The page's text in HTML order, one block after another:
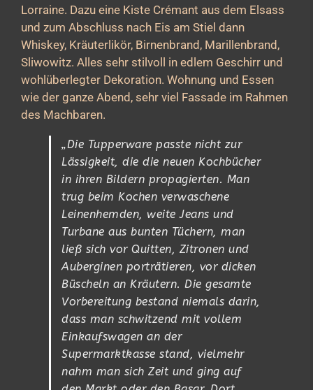
Lorraine. Dazu eine Kiste Crémant aus dem Elsass
und zum Abschluss nach Eis am Stiel dann
Whiskey, Kräuterlikör, Birnenbrand, Marillenbrand,
Sliwowitz. Alles sehr stilvoll in edlem Geschirr und
wohlüberlegter Dekoration. Wohnung und Essen
wie der ganze Abend, sehr viel Fassade im Rahmen
des Machbaren.
„Die Tupperware passte nicht zur
Lässigkeit, die die neuen Kochbücher
in ihren Bildern propagierten. Man
trug beim Kochen verwaschene
Leinenhemden, weite Jeans und
Turbane aus bunten Tüchern, man
ließ sich vor Quitten, Zitronen und
Auberginen porträtieren, vor dicken
Büscheln an Kräutern. Die gesamte
Vorbereitung bestand niemals darin,
dass man schwitzend mit vollem
Einkaufswagen an der
Supermarktkasse stand, vielmehr
nahm man sich Zeit und ging auf